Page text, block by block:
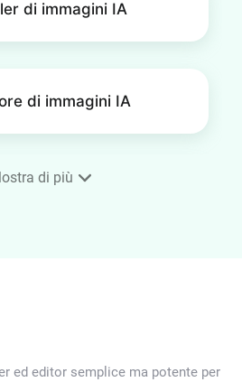
di immagini IA
di immagini IA
di più
ed editor semplice ma potente per